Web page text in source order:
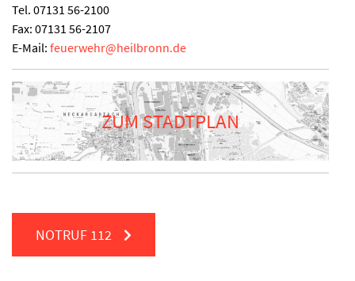
Tel. 07131 56-2100
Fax: 07131 56-2107
E-Mail: feuerwehr@heilbronn.de
ZUM STADTPLAN
NOTRUF 112